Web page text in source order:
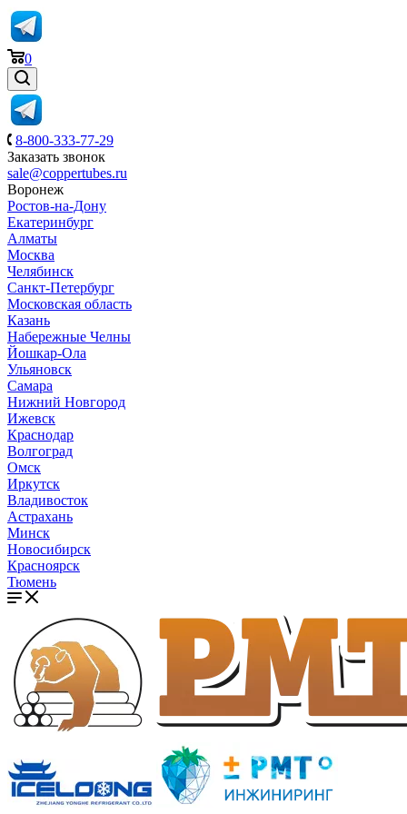
0
8-800-333-77-29
Заказать звонок
sale@coppertubes.ru
Воронеж
Ростов-на-Дону
Екатеринбург
Алматы
Москва
Челябинск
Санкт-Петербург
Московская область
Казань
Набережные Челны
Йошкар-Ола
Ульяновск
Самара
Нижний Новгород
Ижевск
Краснодар
Волгоград
Омск
Иркутск
Владивосток
Астрахань
Минск
Новосибирск
Красноярск
Тюмень